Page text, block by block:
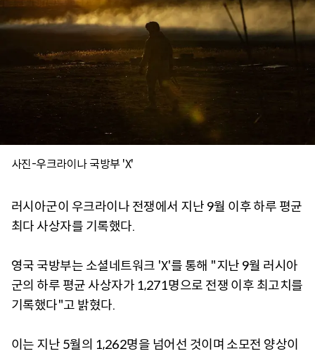
사진-우크라이나 국방부 'X'
러시아군이 우크라이나 전쟁에서 지난 9월 이후 하루 평균
최다 사상자를 기록했다.
영국 국방부는 소셜네트워크 'X'를 통해 "지난 9월 러시아
군의 하루 평균 사상자가 1,271명으로 전쟁 이후 최고치를
기록했다"고 밝혔다.
이는 지난 5월의 1,262명을 넘어선 것이며 소모전 양상이